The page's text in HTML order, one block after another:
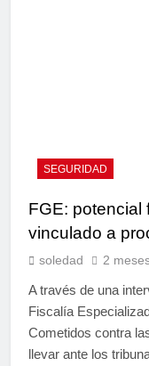
SEGURIDAD
FGE: potencial
vinculado a
soledad 2
A través de una
Fiscalía
Cometidos contra
llevar ante los